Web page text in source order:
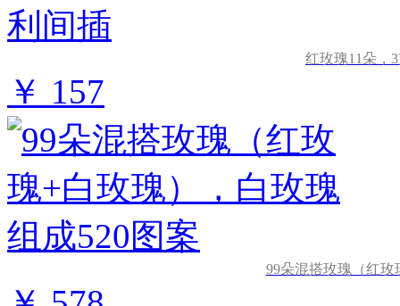
红玫瑰11朵，
￥ 157
99朵混搭玫瑰（红玫